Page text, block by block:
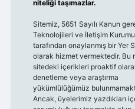
niteliği taşımazlar.
Sitemiz, 5651 Sayılı Kanun
Teknolojileri ve İletişim
tarafından onaylanmış bir Yer
olarak hizmet vermektedir. Bu
sitedeki içerikleri proaktif
denetleme veya araştırma
yükümlülüğümüz
Ancak, üyelerimiz yazdıkları